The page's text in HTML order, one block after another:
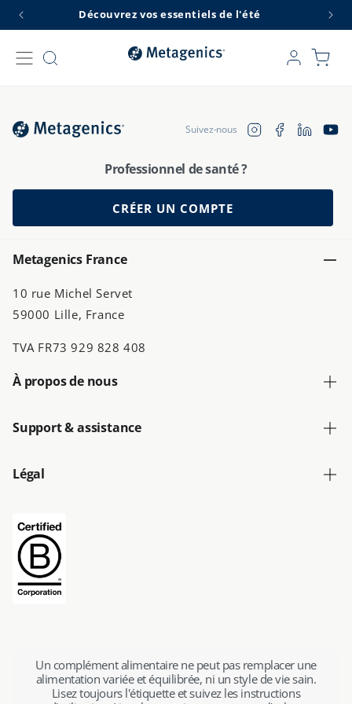
passer
au
Découvrez vos essentiels de l'été
Connexion
Panier
Suivez-nous InstagramFacebookTranslation
Professionnel de santé ?
CRÉER UN COMPTE
Metagenics France
10 rue Michel Servet
59000 Lille, France
TVA FR73 929 828 408
À propos de nous
Support & assistance
Légal
Un complément alimentaire ne peut pas remplacer une
alimentation variée et équilibrée, ni un style de vie sain.
Lisez toujours l'étiquette et suivez les instructions